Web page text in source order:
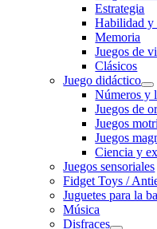
Estrategia
Habilidad y
Memoria
Juegos de
Clásicos
Juego didáctico
Números y
Juegos de
Juegos
Juegos
Ciencia y
Juegos sensoriales
Fidget Toys /
Juguetes para la
Música
Disfraces